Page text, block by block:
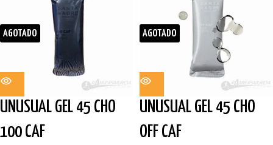
AGOTADO
UNUSUAL GEL 45 CHO
100 CAF
AGOTADO
UNUSUAL GEL 45 CHO
OFF CAF